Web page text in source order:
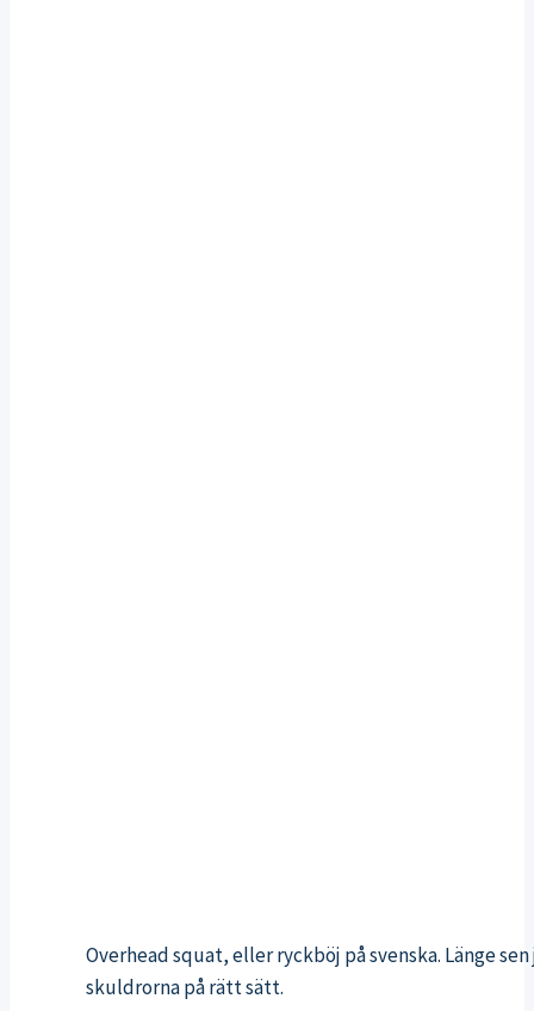
Overhead squat, eller ryckböj på svenska. Länge
skuldrorna på rätt sätt.